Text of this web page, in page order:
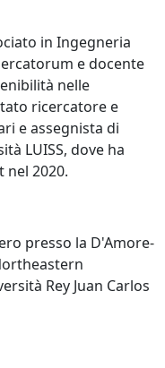
in Ingegneria
e docente
nelle
ricercatore e
e assegnista di
LUISS, dove ha
nel 2020.
presso la D'Amore-
Rey Juan Carlos